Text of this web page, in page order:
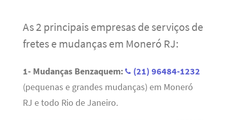
As 2 principais empresas de serviços de
fretes e mudanças em Moneró RJ:
1- Mudanças Benzaquem:
(21) 96484-1232
(pequenas e grandes mudanças) em Moneró
RJ e todo Rio de Janeiro.